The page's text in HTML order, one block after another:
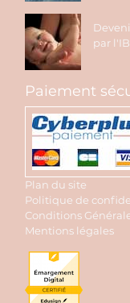
par
Paiement
Plan du site
Politique de
Conditions
Mentions légales